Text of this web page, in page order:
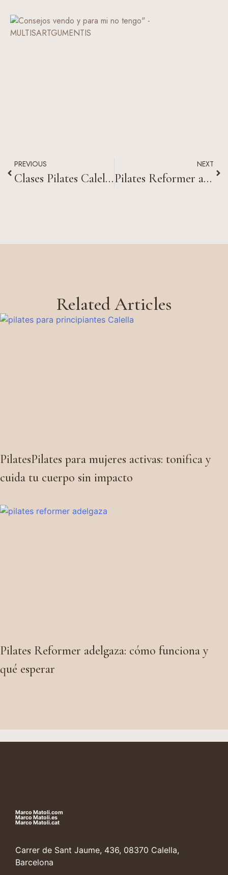
PREVIOUS
Clases Pilates Calella: cómo es una sesión y qué ocurre en cada fase
NEXT
Pilates Reformer adelgaza: cómo funciona y qué esperar
Related Articles
PilatesPilates para mujeres activas: tonifica y
cuida tu cuerpo sin impacto
Pilates Reformer adelgaza: cómo funciona y
qué esperar
Marco Matoli.com
Marco Matoli.es
Marco Matoli.cat
Carrer de Sant Jaume, 436, 08370 Calella,
Barcelona